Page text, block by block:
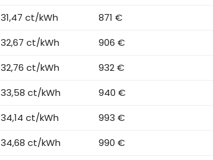
31,47 ct/kWh
871 €
32,67 ct/kWh
906 €
32,76 ct/kWh
932 €
33,58 ct/kWh
940 €
34,14 ct/kWh
993 €
34,68 ct/kWh 990 €